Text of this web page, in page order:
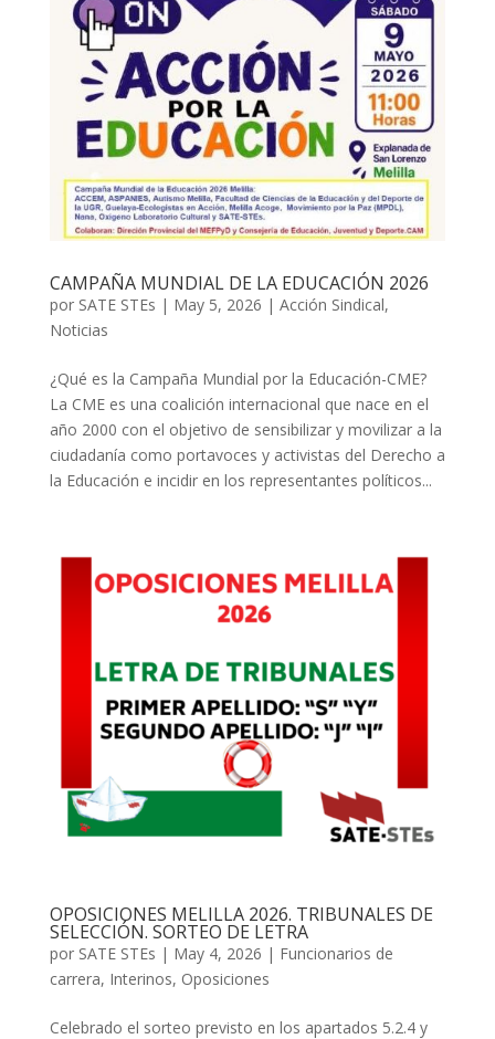
CAMPAÑA MUNDIAL DE LA EDUCACIÓN 2026
por SATE STEs | May 5, 2026 | Acción Sindical,
Noticias
¿Qué es la Campaña Mundial por la Educación-CME?
La CME es una coalición internacional que nace en el
año 2000 con el objetivo de sensibilizar y movilizar a la
ciudadanía como portavoces y activistas del Derecho a
la Educación e incidir en los representantes políticos...
OPOSICIONES MELILLA 2026. TRIBUNALES DE
SELECCIÓN. SORTEO DE LETRA
por SATE STEs | May 4, 2026 | Funcionarios de
carrera, Interinos, Oposiciones
Celebrado el sorteo previsto en los apartados 5.2.4 y